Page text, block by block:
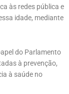
às redes pública e
idade, mediante
do Parlamento
à prevenção,
à saúde no